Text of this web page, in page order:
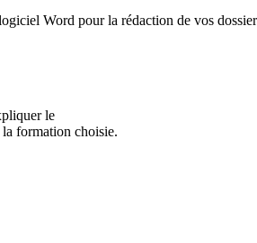
Word pour la rédaction de vos
le
formation choisie.